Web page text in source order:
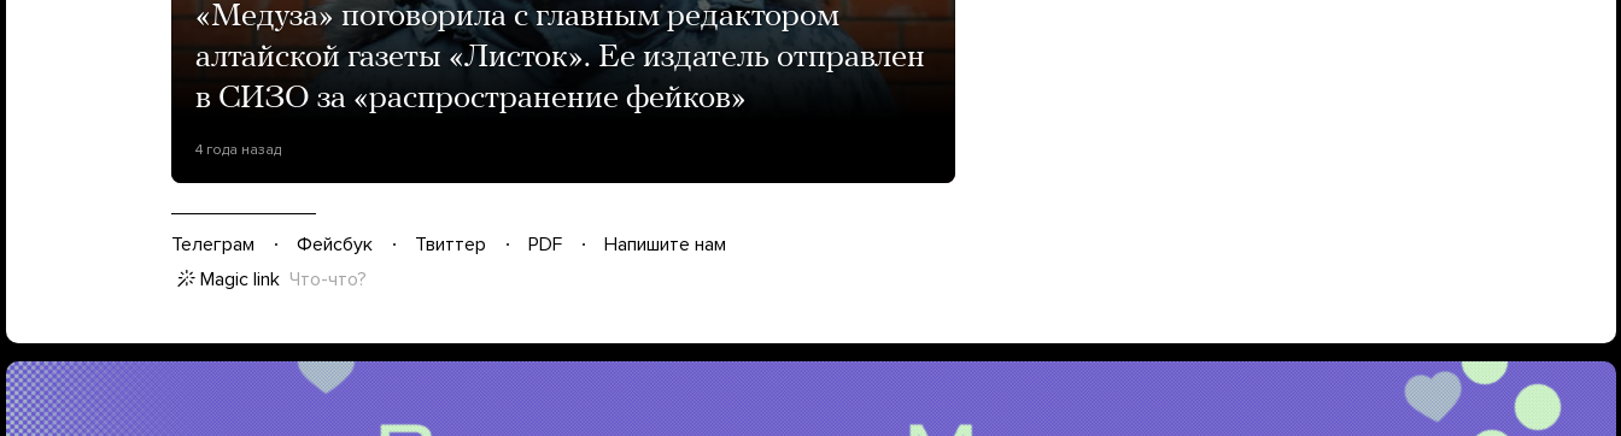
«Медуза» поговорила с главным редактором
алтайской газеты «Листок». Ее издатель отправлен
в СИЗО за «распространение фейков»
4 года назад
Телеграм Фейсбук Твиттер PDF
Напишите нам
Magic link Что-что?